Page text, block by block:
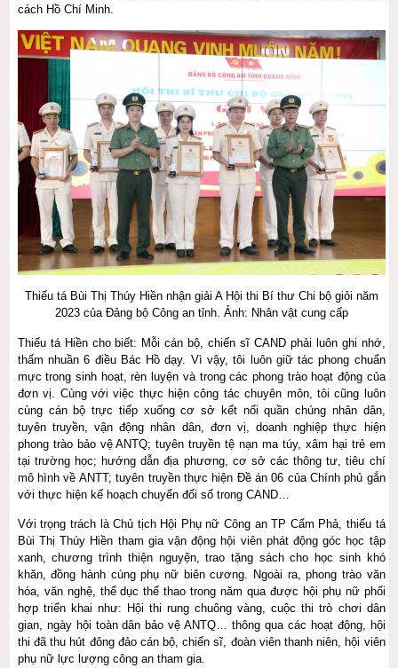
cách Hồ Chí Minh.
Thiếu tá Bùi Thị Thúy Hiền nhận giải A Hội thi Bí thư Chi bộ giỏi năm
2023 của Đảng bộ Công an tỉnh. Ảnh: Nhân vật cung cấp
Thiếu tá Hiền cho biết: Mỗi cán bộ, chiến sĩ CAND phải luôn ghi nhớ,
thấm nhuần 6 điều Bác Hồ dạy. Vì vậy, tôi luôn giữ tác phong chuẩn
mực trong sinh hoạt, rèn luyện và trong các phong trào hoạt động của
đơn vị. Cùng với việc thực hiện công tác chuyên môn, tôi cũng luôn
cùng cán bộ trực tiếp xuống cơ sở kết nối quần chúng nhân dân,
tuyên truyền, vận động nhân dân, đơn vị, doanh nghiệp thực hiện
phong trào bảo vệ ANTQ; tuyên truyền tệ nạn ma túy, xâm hại trẻ em
tại trường học; hướng dẫn địa phương, cơ sở các thông tư, tiêu chí
mô hình về ANTT; tuyên truyền thực hiện Đề án 06 của Chính phủ gắn
với thực hiện kế hoạch chuyển đổi số trong CAND…
Với trọng trách là Chủ tịch Hội Phụ nữ Công an TP Cẩm Phả, thiếu tá
Bùi Thị Thúy Hiền tham gia vận động hội viên phát động góc học tập
xanh, chương trình thiện nguyện, trao tặng sách cho học sinh khó
khăn, đồng hành cùng phụ nữ biên cương. Ngoài ra, phong trào văn
hóa, văn nghệ, thể dục thể thao trong năm qua được hội phụ nữ phối
hợp triển khai như: Hội thi rung chuông vàng, cuộc thi trò chơi dân
gian, ngày hội toàn dân bảo vệ ANTQ… thông qua các hoạt động, hội
thi đã thu hút đông đảo cán bộ, chiến sĩ, đoàn viên thanh niên, hội viên
phụ nữ lực lượng công an tham gia.